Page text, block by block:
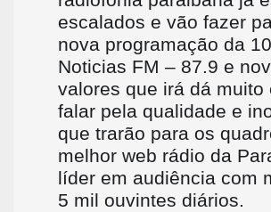
escalados e vão fazer
nova programação da
Noticias FM – 87.9 e
valores que irá dá muito
falar pela qualidade e
que trarão para os
melhor web rádio da
líder em audiência com
5 mil ouvintes diários.